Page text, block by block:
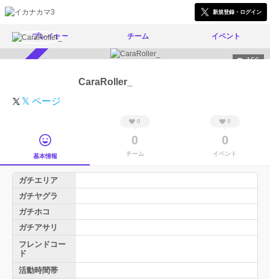
新規登録・ログイン
プレイヤー チーム イベント
156
CaraRoller_
𝕏 ページ
基本情報
0
0
チーム
0
0
イベント
ガチエリア
ガチヤグラ
ガチホコ
ガチアサリ
フレンドコー
ド
活動時間帯